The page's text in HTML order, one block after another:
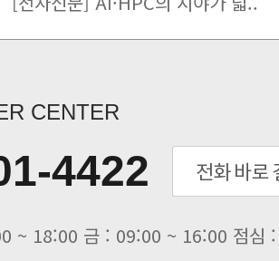
[전자신문] “민감 데이터도 안심하
[전자신문] 테라텍과 함께 최적의
[전자신문] AI 인프라 써보고 결정..
[전자신문] 공영삼 테라텍 대표 “단..
[전자신문] 당신의 AI GPU, 지..
CENTER
4422